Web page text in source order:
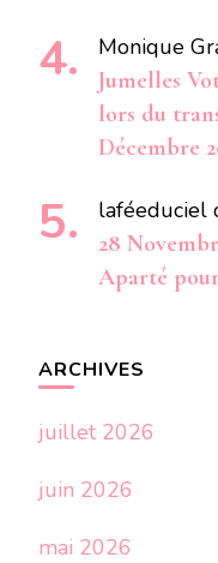
Monique
Jumelles
lors du
Décembre
laféeduciel
28
Aparté
ARCHIVES
juillet 2026
juin 2026
mai 2026